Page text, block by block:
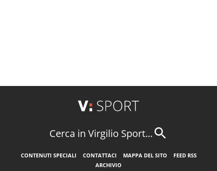
Cerca in Virgilio Sport...
CONTENUTI SPECIALI CONTATTACI MAPPA DEL SITO
FEED RSS
ARCHIVIO